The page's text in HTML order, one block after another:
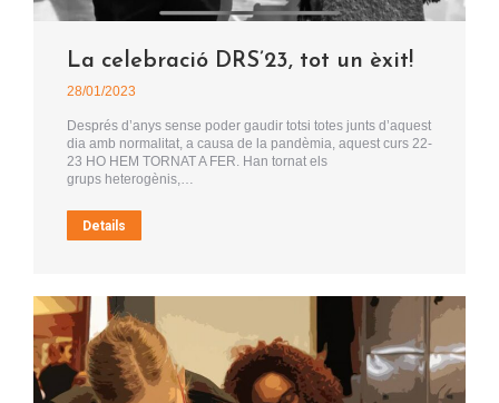
La celebració DRS’23, tot un èxit!
28/01/2023
Després d’anys sense poder gaudir totsi totes junts d’aquest
dia amb normalitat, a causa de la pandèmia, aquest curs 22-
23 HO HEM TORNAT A FER. Han tornat els
grups heterogènis,…
Details